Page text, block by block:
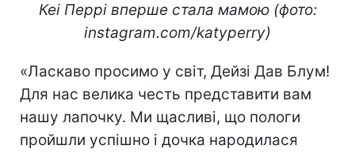
Кеі Перрі вперше стала мамою (фото:
instagram.com/katyperry)
«Ласкаво просимо у світ, Дейзі Дав Блум!
Для нас велика честь представити вам
нашу лапочку. Ми щасливі, що пологи
пройшли успішно і дочка народилася